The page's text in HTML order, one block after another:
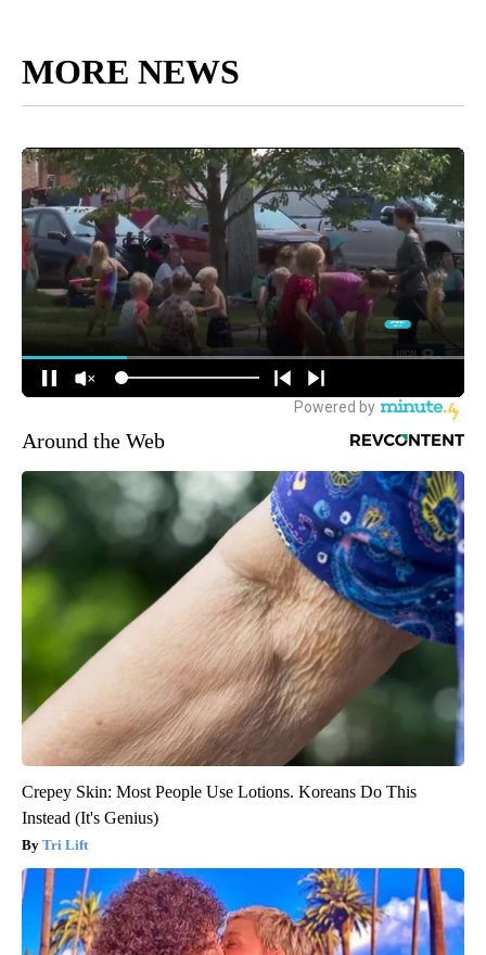
MORE NEWS
Around the Web
Crepey Skin: Most People Use Lotions. Koreans Do This
Instead (It's Genius)
Tri Lift